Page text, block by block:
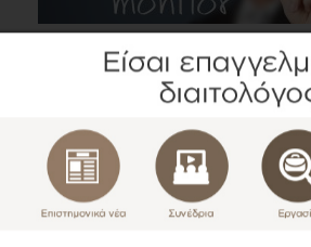
Θέση εργασίας για Project Manager
και την Υγεία από τον EUFIC
1 λεπτό να διαβαστεί